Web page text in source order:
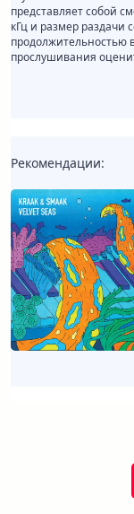
представляет собой
кГц и размер раздачи
продолжительностью
прослушивания
Рекомендации: